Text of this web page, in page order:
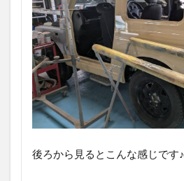
後ろから見るとこんな感じです♪